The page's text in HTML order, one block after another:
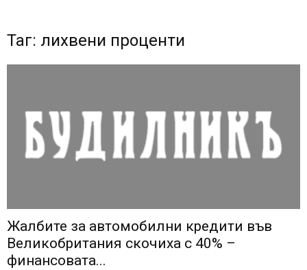
Таг: лихвени проценти
Жалбите за автомобилни кредити във
Великобритания скочиха с 40% –
финансовата...